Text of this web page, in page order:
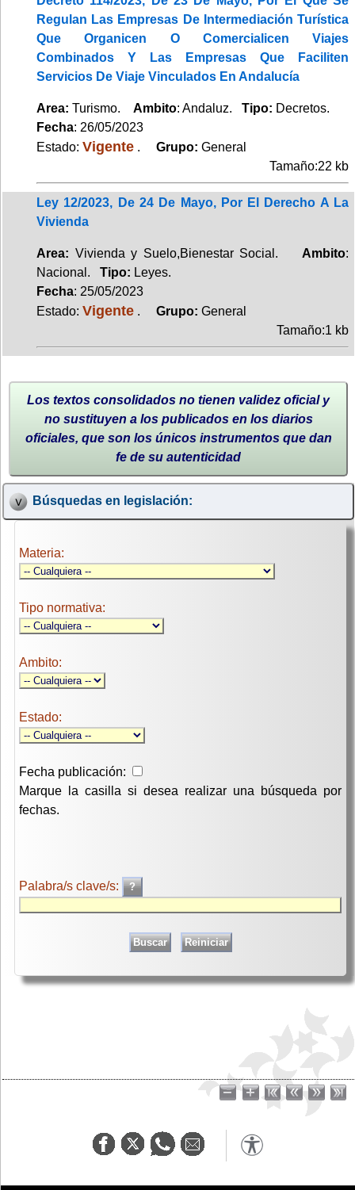
Regulan Las Empresas De Intermediación Turística
Que Organicen O Comercialicen Viajes
Combinados Y Las Empresas Que Faciliten
Servicios De Viaje Vinculados En Andalucía
Area: Turismo. Ambito: Andaluz. Tipo: Decretos.
Fecha: 26/05/2023
Estado: Vigente . Grupo: General
Tamaño:22 kb
Ley 12/2023, De 24 De Mayo, Por El Derecho A La
Vivienda
Area: Vivienda y Suelo,Bienestar Social. Ambito:
Nacional. Tipo: Leyes.
Fecha: 25/05/2023
Estado: Vigente . Grupo: General
Tamaño:1 kb
Los textos consolidados no tienen validez oficial y
no sustituyen a los publicados en los diarios
oficiales, que son los únicos instrumentos que dan
fe de su autenticidad
Búsquedas en legislación:
Materia:
Tipo normativa:
Ambito:
Estado:
Fecha publicación:
Marque la casilla si desea realizar una búsqueda por
fechas.
Palabra/s clave/s: